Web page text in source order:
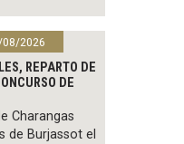
2026
REPARTO DE
DE
Charangas
de Burjassot el